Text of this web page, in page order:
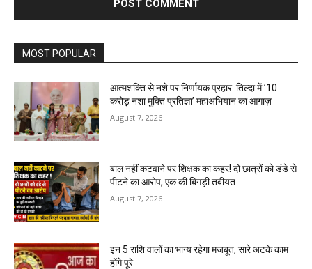
MOST POPULAR
आत्मशक्ति से नशे पर निर्णायक प्रहार: तिल्दा में ’10
करोड़ नशा मुक्ति प्रतिज्ञा’ महाअभियान का आगाज़
August 7, 2026
बाल नहीं कटवाने पर शिक्षक का कहर! दो छात्रों को डंडे से
पीटने का आरोप, एक की बिगड़ी तबीयत
August 7, 2026
इन 5 राशि वालों का भाग्य रहेगा मजबूत, सारे अटके काम
होंगे पूरे